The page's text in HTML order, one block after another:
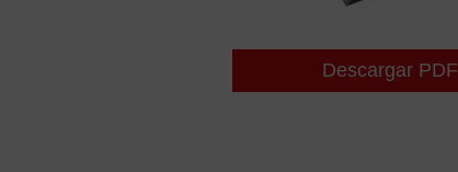
Descargar PDF